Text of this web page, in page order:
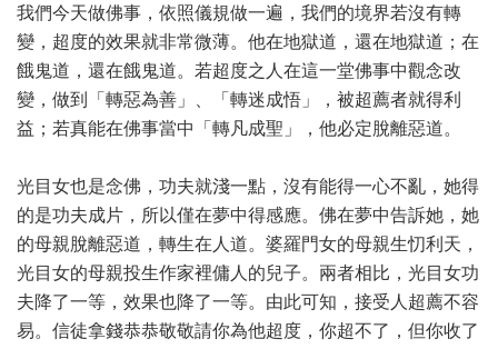
我們今天做佛事，依照儀規做一遍，我們的境界若沒有轉
變，超度的效果就非常微薄。他在地獄道，還在地獄道；在
餓鬼道，還在餓鬼道。若超度之人在這一堂佛事中觀念改
變，做到「轉惡為善」、「轉迷成悟」，被超薦者就得利
益；若真能在佛事當中「轉凡成聖」，他必定脫離惡道。
光目女也是念佛，功夫就淺一點，沒有能得一心不亂，她得
的是功夫成片，所以僅在夢中得感應。佛在夢中告訴她，她
的母親脫離惡道，轉生在人道。婆羅門女的母親生忉利天，
光目女的母親投生作家裡傭人的兒子。兩者相比，光目女功
夫降了一等，效果也降了一等。由此可知，接受人超薦不容
易。信徒拿錢恭恭敬敬請你為他超度，你超不了，但你收了